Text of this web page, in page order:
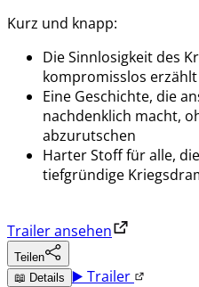
Kurz und knapp:
Die Sinnlosigkeit des
kompromisslos erzählt
Eine Geschichte, die
nachdenklich macht,
abzurutschen
Harter Stoff für alle,
tiefgründige
Trailer ansehen
Teilen
📖 Details ▶️ Trailer